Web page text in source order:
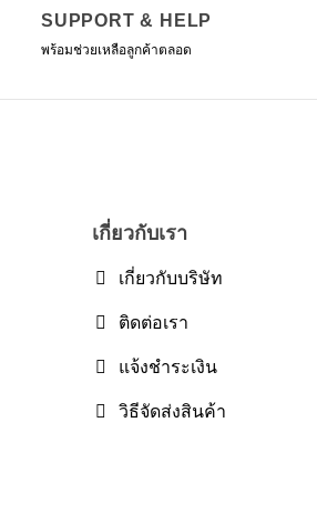
SUPPORT & HELP
พร้อมช่วยเหลือลูกค้าตลอด
เกี่ยวกับเรา
เกี่ยวกับบริษัท
ติดต่อเรา
แจ้งชำระเงิน
วิธีจัดส่งสินค้า